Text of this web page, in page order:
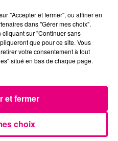
en appel
2027
"Accepter et fermer", ou affiner en
dans "Gérer mes choix".
sur "Continuer sans
que pour ce site. Vous
votre consentement à tout
situé en bas de chaque page.
choix
et fermer